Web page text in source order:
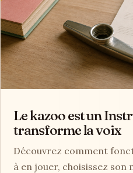
Le kazoo est un
transforme la voix
Découvrez comment
à en jouer, choisissez